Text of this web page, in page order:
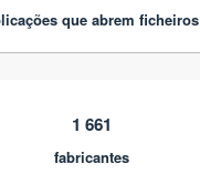
que abrem ficheiros
1 661
fabricantes